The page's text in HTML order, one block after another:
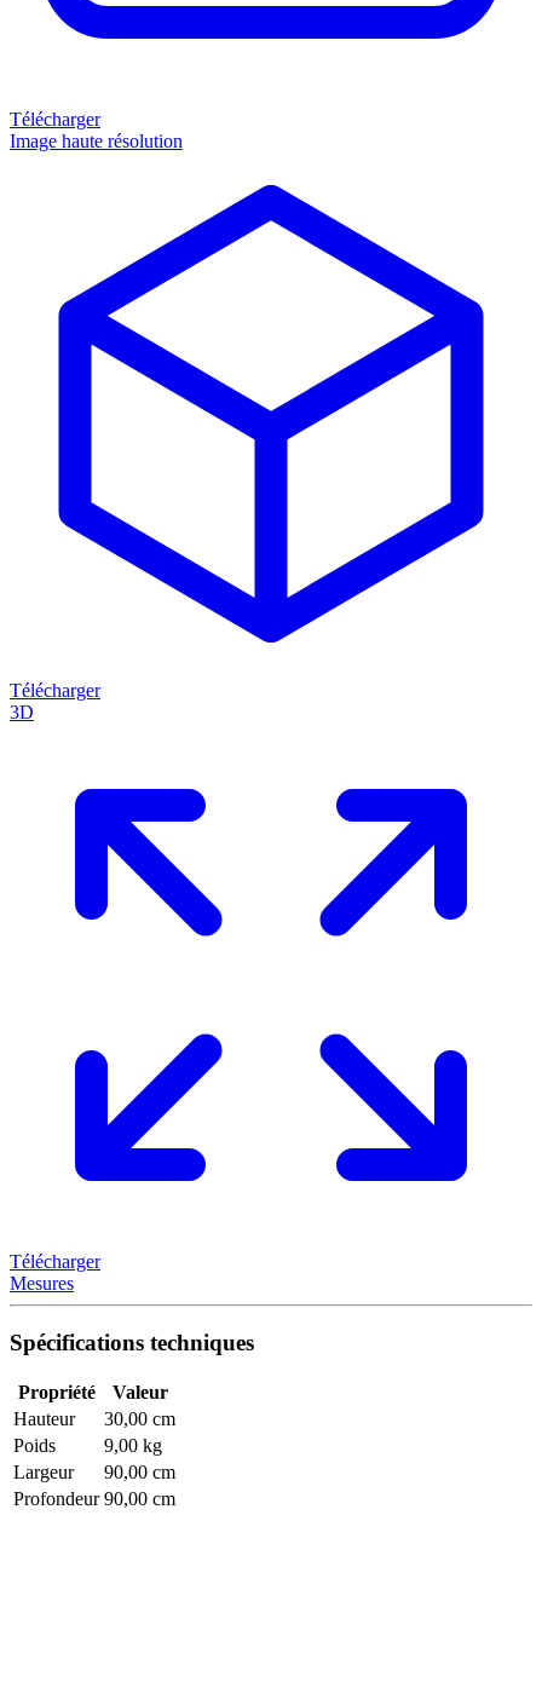
Télécharger
Image haute résolution
Télécharger
3D
Télécharger
Mesures
Spécifications techniques
Propriété
Valeur
Hauteur
30,00 cm
Poids
9,00 kg
Largeur
90,00 cm
Profondeur 90,00 cm